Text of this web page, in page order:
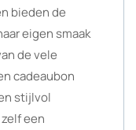
bieden de
eigen smaak
de vele
cadeaubon
stijlvol
een